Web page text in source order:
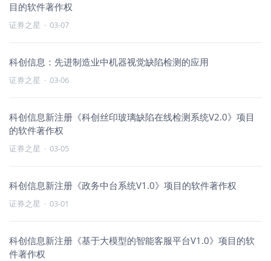
目的软件著作权
证券之星 · 03-07
科创信息：先进制造业中机器视觉缺陷检测的应用
证券之星 · 03-06
科创信息新注册《科创丝印玻璃缺陷在线检测系统V2.0》项目
的软件著作权
证券之星 · 03-05
科创信息新注册《政务中台系统V1.0》项目的软件著作权
证券之星 · 03-01
科创信息新注册《基于大模型的智能客服平台V1.0》项目的软
件著作权